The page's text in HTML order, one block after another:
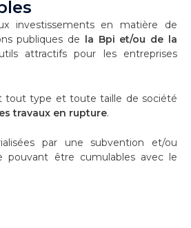
investissements en matière de
publiques de la Bpi et/ou de la
attractifs pour les entreprises
tout type et toute taille de société
travaux en rupture.
par une subvention et/ou
pouvant être cumulables avec le